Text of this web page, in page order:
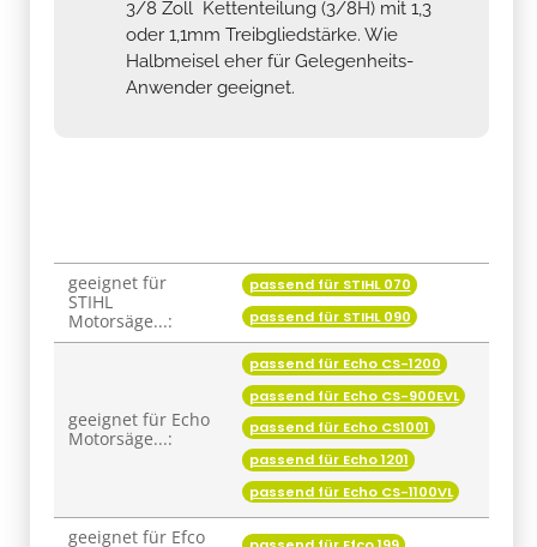
3/8 Zoll Kettenteilung (3/8H) mit 1,3
oder 1,1mm Treibgliedstärke. Wie
Halbmeisel eher für Gelegenheits-
Anwender geeignet.
Produkteigenschaft
Wert
geeignet für
STIHL
Motorsäge...:
passend für STIHL 070
passend für STIHL 090
geeignet für Echo
Motorsäge...:
passend für Echo CS-1200
passend für Echo CS-900EVL
passend für Echo CS1001
passend für Echo 1201
passend für Echo CS-1100VL
geeignet für Efco